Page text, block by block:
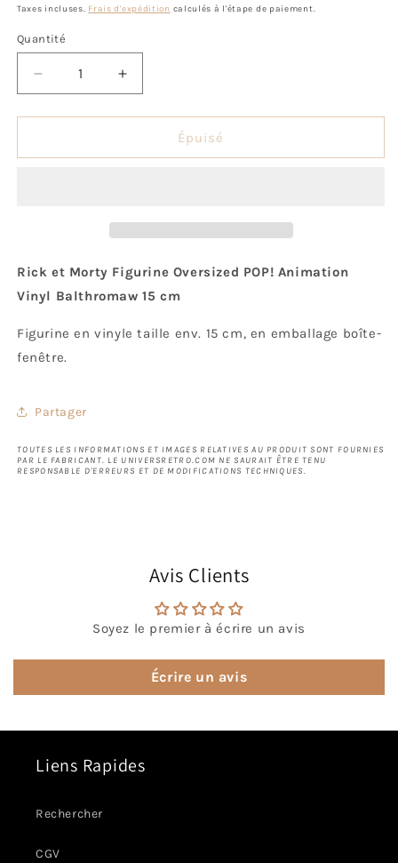
habituel
promotionnel
Taxes incluses. Frais d'expédition calculés à l'étape de paiement.
Quantité
Quantité
Réduire
la
quantité
Pop!
Augmenter
la
quantité
Pop!
Épuisé
Rick et Morty Figurine Oversized POP! Animation
Vinyl Balthromaw 15 cm
Figurine en vinyle taille env. 15 cm, en emballage boîte-
fenêtre.
Partager
TOUTES LES INFORMATIONS ET IMAGES RELATIVES AU PRODUIT SONT FOURNIES
PAR LE FABRICANT. LE UNIVERSRETRO.COM NE SAURAIT ÊTRE TENU
RESPONSABLE D'ERREURS ET DE MODIFICATIONS TECHNIQUES.
Avis Clients
Soyez le premier à écrire un avis
Écrire un avis
Liens Rapides
Rechercher
CGV